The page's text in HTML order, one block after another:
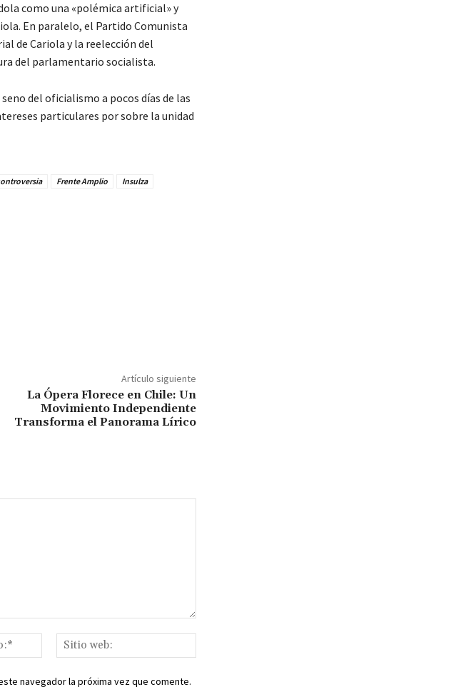
como una «polémica artificial» y
En paralelo, el Partido Comunista
de Cariola y la reelección del
del parlamentario socialista.
del oficialismo a pocos días de las
particulares por sobre la unidad
Frente Amplio
Insulza
Artículo siguiente
La Ópera Florece en Chile: Un
Movimiento Independiente
Transforma el Panorama Lírico
Correo
electrónico:*
web:
navegador la próxima vez que comente.